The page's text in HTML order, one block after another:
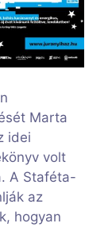
Marta
idei
volt
A Staféta-
az
hogyan